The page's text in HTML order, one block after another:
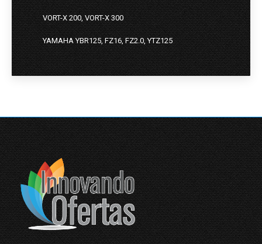
VORT-X 200, VORT-X 300
YAMAHA YBR125, FZ16, FZ2.0, YTZ125